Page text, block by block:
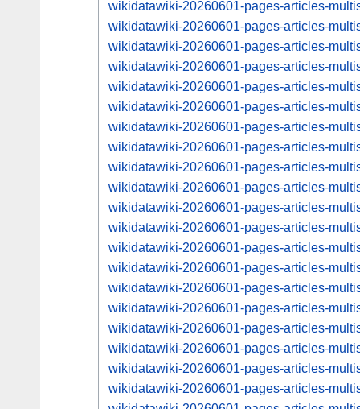
wikidatawiki-20260601-pages-articles-
wikidatawiki-20260601-pages-articles-
wikidatawiki-20260601-pages-articles-
wikidatawiki-20260601-pages-articles-
wikidatawiki-20260601-pages-articles-
wikidatawiki-20260601-pages-articles-
wikidatawiki-20260601-pages-articles-
wikidatawiki-20260601-pages-articles-
wikidatawiki-20260601-pages-articles-
wikidatawiki-20260601-pages-articles-
wikidatawiki-20260601-pages-articles-
wikidatawiki-20260601-pages-articles-
wikidatawiki-20260601-pages-articles-
wikidatawiki-20260601-pages-articles-
wikidatawiki-20260601-pages-articles-
wikidatawiki-20260601-pages-articles-
wikidatawiki-20260601-pages-articles-
wikidatawiki-20260601-pages-articles-
wikidatawiki-20260601-pages-articles-
wikidatawiki-20260601-pages-articles-